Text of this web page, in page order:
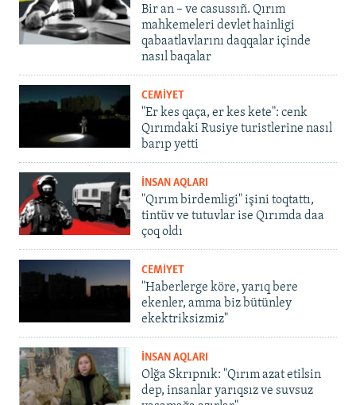
Bir an – ve casussıñ. Qırım
mahkemeleri devlet hainligi
qabaatlavlarını daqqalar içinde
nasıl baqalar
CEMİYET
"Er kes qaça, er kes kete": cenk
Qırımdaki Rusiye turistlerine nasıl
barıp yetti
İNSAN AQLARI
"Qırım birdemligi" işini toqtattı,
tintüv ve tutuvlar ise Qırımda daa
çoq oldı
CEMİYET
"Haberlerge köre, yarıq bere
ekenler, amma biz bütünley
ekektriksizmiz"
İNSAN AQLARI
Olğa Skrıpnık: "Qırım azat etilsin
dep, insanlar yarıqsız ve suvsuz